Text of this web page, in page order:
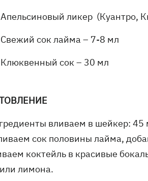
Апельсиновый ликер (Куантро,
Свежий сок лайма – 7-8 мл
Клюквенный сок – 30 мл
вливаем в шейкер:
сок половины лайма,
коктейль в красивые
лимона.